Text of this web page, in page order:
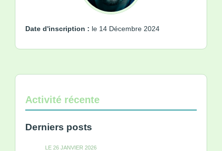
Date d'inscription : le 14 Décembre 2024
Activité récente
Derniers posts
LE 26 JANVIER 2026